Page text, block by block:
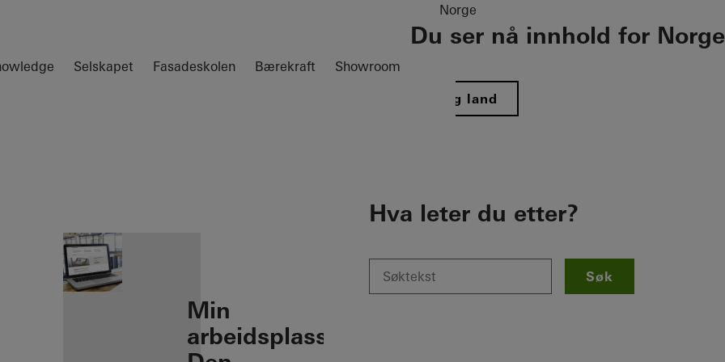
Selskapet Fasadeskolen Bærekraft Showroom
Norge
Du ser nå innhold for Norge
Velg land
Min
arbeidsplass:
Hva leter du etter?
Søk